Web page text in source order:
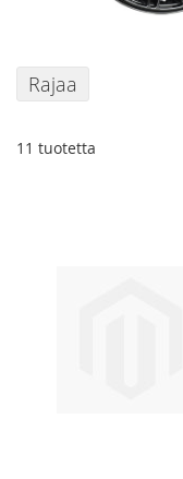
Rajaa
11 tuotetta